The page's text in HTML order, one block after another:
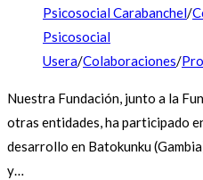
Psicosocial Carabanchel/
Psicosocial
Usera/Colaboraciones/
Nuestra Fundación, junto a la
otras entidades, ha participado
desarrollo en Batokunku
y…